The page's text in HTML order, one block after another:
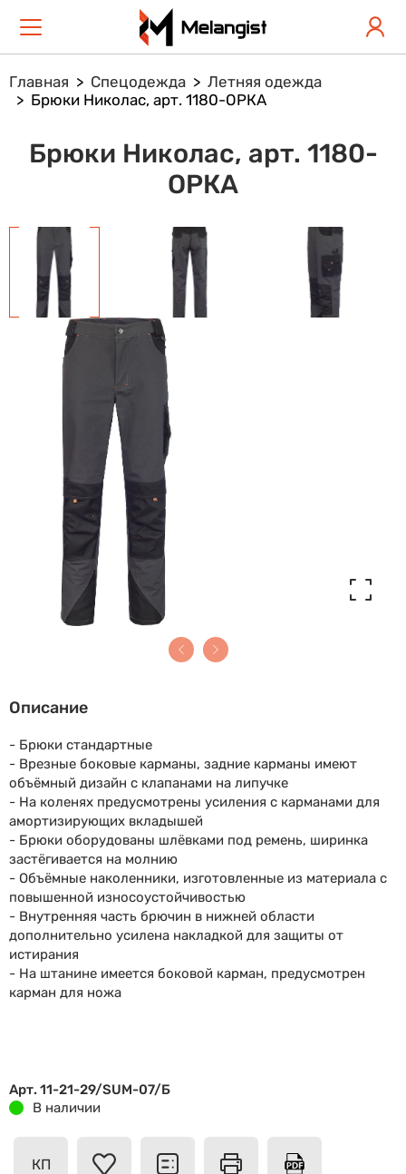
Главная Спецодежда
Летняя одежда
Брюки Николас, арт. 1180-OPКА
Брюки Николас, арт. 1180-
OPКА
Описание
- Брюки стандартные
- Врезные боковые карманы, задние карманы имеют
объёмный дизайн с клапанами на липучке
- На коленях предусмотрены усиления с карманами для
амортизирующих вкладышей
- Брюки оборудованы шлёвками под ремень, ширинка
застёгивается на молнию
- Объёмные наколенники, изготовленные из материала с
повышенной износоустойчивостью
- Внутренняя часть брючин в нижней области
дополнительно усилена накладкой для защиты от
истирания
- На штанине имеется боковой карман, предусмотрен
карман для ножа
Арт. 11-21-29/SUM-07/Б
В наличии
КП